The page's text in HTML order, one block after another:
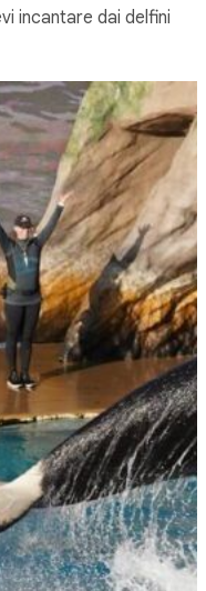
incantare dai delfini